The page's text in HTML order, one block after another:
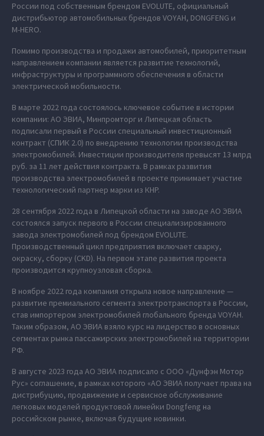
России под собственным брендом EVOLUTE, официальный
дистрибьютор автомобильных брендов VOYAH, DONGFENG и
M‑HERO.
Помимо производства и продажи автомобилей, приоритетным
направлением компании является развитие технологий,
инфраструктуры и программного обеспечения в области
электрической мобильности.
В марте 2022 года состоялось ключевое событие в истории
компании: АО ЭВИА, Минпромторг и Липецкая область
подписали первый в России специальный инвестиционный
контракт (СПИК 2.0) по внедрению технологии производства
электромобилей. Инвестиции производителя превысят 13 млрд
руб. за 11 лет действия контракта. В рамках развития
производства электромобилей в проекте принимает участие
технологический партнер марки из КНР.
28 сентября 2022 года в Липецкой области на заводе АО ЭВИА
состоялся запуск первого в России специализированного
завода электромобилей под брендом EVOLUTE.
Производственный цикл предприятия включает сварку,
окраску, сборку (CKD). На первом этапе развития проекта
производится крупноузловая сборка.
В ноябре 2022 года компания открыла новое направление —
развитие премиального сегмента электротранспорта в России,
став импортером электромобилей глобального бренда VOYAH.
Таким образом, АО ЭВИА взяло курс на лидерство в основных
сегментах рынка пассажирских электромобилей на территории
РФ.
В августе 2023 года АО ЭВИА подписало с ООО «Дунфэн Мотор
Рус» соглашение, в рамках которого «АО ЭВИА получает права на
дистрибуцию, продвижение и сервисное обслуживание
легковых моделей продуктовой линейки Dongfeng на
российском рынке, включая будущие новинки.